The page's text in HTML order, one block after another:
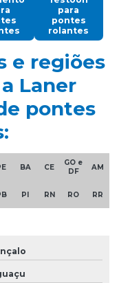
ponte rolante
para
pontes
rolantes
e regiões
Laner
pontes
BA CE
GO e
DF
AM
PI RN RO RR